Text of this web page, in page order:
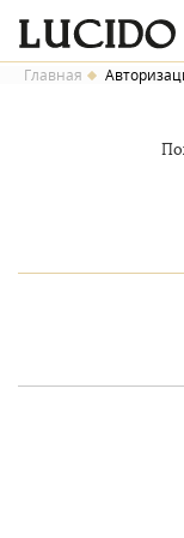
Главная